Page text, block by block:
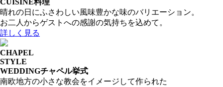
CUISINE料理
晴れの日にふさわしい風味豊かな味のバリエーション。
お二人からゲストへの感謝の気持ちを込めて。
詳しく見る
CHAPEL
STYLE
WEDDINGチャペル挙式
南欧地方の小さな教会をイメージして作られた